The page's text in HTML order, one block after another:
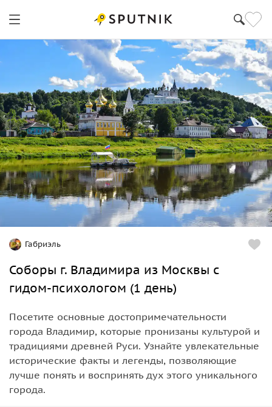
Габриэль
Соборы г. Владимира из Москвы с
гидом-психологом (1 день)
Посетите основные достопримечательности
города Владимир, которые пронизаны культурой и
традициями древней Руси. Узнайте увлекательные
исторические факты и легенды, позволяющие
лучше понять и воспринять дух этого уникального
города.